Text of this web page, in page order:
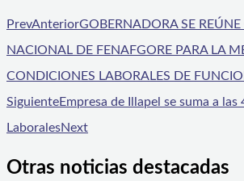
PrevAnteriorGOBERNADORA SE
NACIONAL DE FENAFGORE PARA LA
CONDICIONES LABORALES DE
SiguienteEmpresa de Illapel se suma a las
LaboralesNext
Otras noticias destacadas